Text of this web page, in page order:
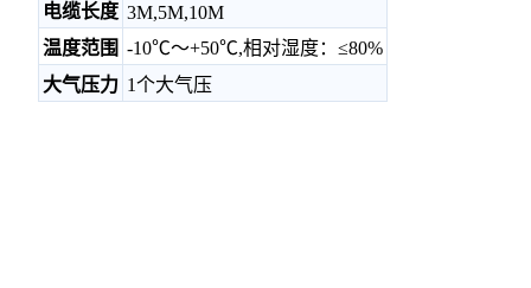
电缆长度 3M,5M,10M
温度范围 -10℃～+50℃,相对湿度：≤80%
大气压力 1个大气压